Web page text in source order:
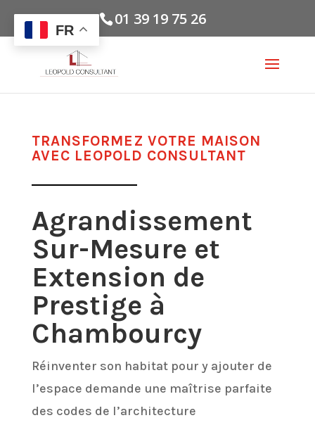
01 39 19 75 26
TRANSFORMEZ VOTRE MAISON
AVEC LEOPOLD CONSULTANT
Agrandissement
Sur-Mesure et
Extension de
Prestige à
Chambourcy
Réinventer son habitat pour y ajouter de
l’espace demande une maîtrise parfaite
des codes de l’architecture
FR